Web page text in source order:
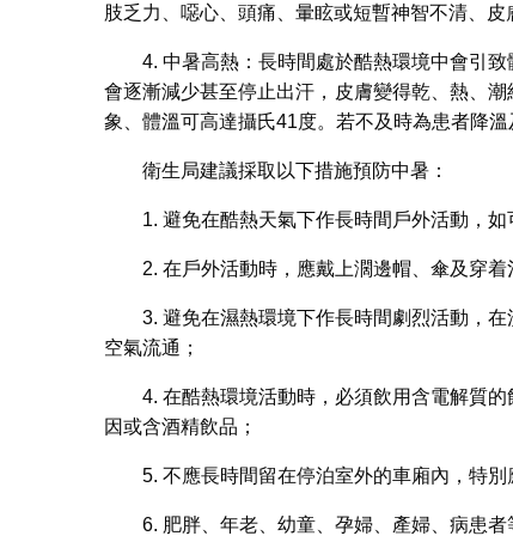
肢乏力、噁心、頭痛、暈眩或短暫神智不清、
4. 中暑高熱：長時間處於酷熱環境中會引
會逐漸減少甚至停止出汗，皮膚變得乾、熱、
象、體溫可高達攝氏41度。若不及時為患者降
衛生局建議採取以下措施預防中暑：
1. 避免在酷熱天氣下作長時間戶外活動，
2. 在戶外活動時，應戴上濶邊帽、傘及穿着
3. 避免在濕熱環境下作長時間劇烈活動，
空氣流通；
4. 在酷熱環境活動時，必須飲用含電解質
因或含酒精飲品；
5. 不應長時間留在停泊室外的車廂內，特
6. 肥胖、年老、幼童、孕婦、產婦、病患